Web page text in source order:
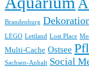
Brandenburg
LEGO Lettland Lost Place
Multi-Cache Ostsee
Sachsen-Anhalt Social